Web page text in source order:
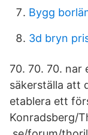
Bygg
3d bryn
70. 70. 70. nar
säkerställa att
etablera ett
Konradsberg/